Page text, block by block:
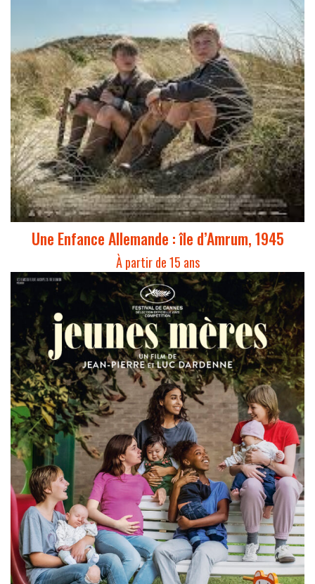
Une Enfance Allemande : île d’Amrum, 1945
À partir de 15 ans